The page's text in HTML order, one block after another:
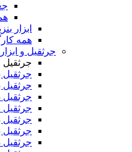
ابزار
همه
جرثقیل و
جرثقیل
جرثقیل
جرثقیل
جرثقیل
جرثقیل
جرثقیل